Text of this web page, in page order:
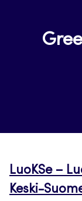
LuoKSe –
Keski-